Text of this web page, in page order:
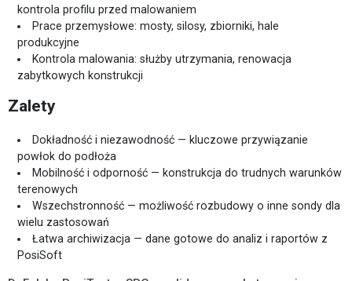
kontrola profilu przed malowaniem
Prace przemysłowe: mosty, silosy, zbiorniki, hale
produkcyjne
Kontrola malowania: służby utrzymania, renowacja
zabytkowych konstrukcji
Zalety
Dokładność i niezawodność — kluczowe przywiązanie
powłok do podłoża
Mobilność i odporność — konstrukcja do trudnych warunków
terenowych
Wszechstronność — możliwość rozbudowy o inne sondy dla
wielu zastosowań
Łatwa archiwizacja — dane gotowe do analiz i raportów z
PosiSoft